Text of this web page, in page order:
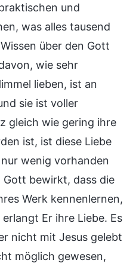
und
was alles tausend
über den Gott
wie sehr
lieben, ist an
sie ist voller
gleich wie gering ihre
ist, ist diese Liebe
wenig vorhanden
bewirkt, dass die
Werk kennenlernen,
Er ihre Liebe. Es
nicht mit Jesus gelebt
möglich gewesen,